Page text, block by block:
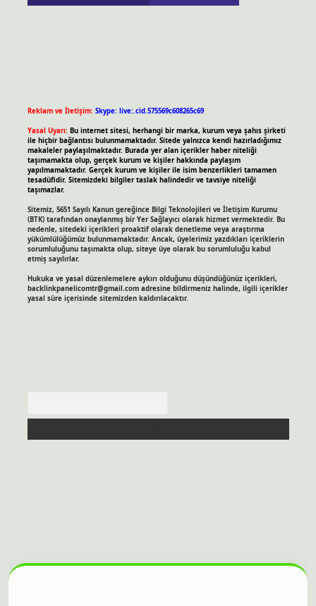
Reklam ve İletişim: Skype: live:.cid.575569c608265c69
Yasal Uyarı: Bu internet sitesi, herhangi bir marka, kurum veya şahıs şirketi
ile hiçbir bağlantısı bulunmamaktadır. Sitede yalnızca kendi hazırladığımız
makaleler paylaşılmaktadır. Burada yer alan içerikler haber niteliği
taşımamakta olup, gerçek kurum ve kişiler hakkında paylaşım
yapılmamaktadır. Gerçek kurum ve kişiler ile isim benzerlikleri tamamen
tesadüfidir. Sitemizdeki bilgiler taslak halindedir ve tavsiye niteliği
taşımazlar.
Sitemiz, 5651 Sayılı Kanun gereğince Bilgi Teknolojileri ve İletişim Kurumu
(BTK) tarafından onaylanmış bir Yer Sağlayıcı olarak hizmet vermektedir. Bu
nedenle, sitedeki içerikleri proaktif olarak denetleme veya araştırma
yükümlülüğümüz bulunmamaktadır. Ancak, üyelerimiz yazdıkları içeriklerin
sorumluluğunu taşımakta olup, siteye üye olarak bu sorumluluğu kabul
etmiş sayılırlar.
Hukuka ve yasal düzenlemelere aykırı olduğunu düşündüğünüz içerikleri,
backlinkpanelicomtr@gmail.comadresine bildirmeniz halinde, ilgili içerikler
yasal süre içerisinde sitemizden kaldırılacaktır.